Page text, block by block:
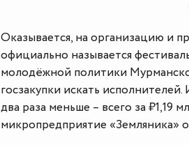
Оказывается, на организацию и
официально называется
молодёжной политики
госзакупки искать
два раза меньше – всего за ₽1,19
микропредприятие «Земляника»